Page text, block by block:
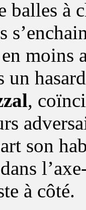
balles à
moins
un
,
son
à côté.